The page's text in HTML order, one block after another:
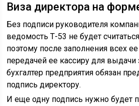
Виза директора на
Без подписи руководителя
ведомость Т-53 не будет
поэтому после заполнения всех
передачей ее кассиру для выдачи
бухгалтер предприятия обязан
подпись директору.
И еще одну подпись нужно будет